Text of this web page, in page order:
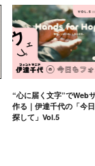
“心に届く文字”でWeb
作る｜伊達千代の「今
探して」Vol.5